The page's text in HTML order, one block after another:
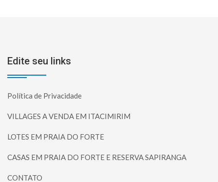
Edite seu links
Política de Privacidade
VILLAGES A VENDA EM ITACIMIRIM
LOTES EM PRAIA DO FORTE
CASAS EM PRAIA DO FORTE E RESERVA SAPIRANGA
CONTATO